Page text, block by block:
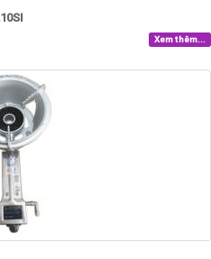
Xem thêm...